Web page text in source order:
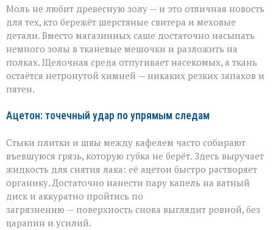
Моль не любит древесную золу — и это отличная новость
для тех, кто бережёт шерстяные свитера и меховые
детали. Вместо магазинных саше достаточно насыпать
немного золы в тканевые мешочки и разложить на
полках. Щелочная среда отпугивает насекомых, а ткань
остаётся нетронутой химией — никаких резких запахов и
пятен.
Ацетон: точечный удар по упрямым следам
Стыки плитки и швы между кафелем часто собирают
въевшуюся грязь, которую губка не берёт. Здесь выручает
жидкость для снятия лака: её ацетон быстро растворяет
органику. Достаточно нанести пару капель на ватный
диск и аккуратно пройтись по
загрязнению — поверхность снова выглядит ровной, без
царапин и усилий.